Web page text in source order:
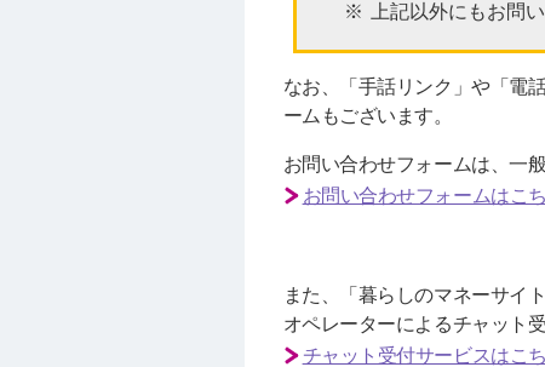
上記以外にもお問
なお、「手話リンク」や「電
ームもございます。
お問い合わせフォームは、一
お問い合わせフォームはこ
また、「暮らしのマネーサイ
オペレーターによるチャット
チャット受付サービスはこ